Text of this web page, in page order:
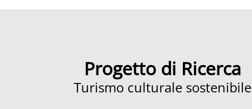
Progetto di Ricerca
Turismo culturale sostenibile